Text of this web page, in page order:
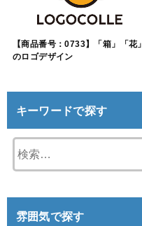
【商品番号：0733】「箱」「花」
のロゴデザイン
キーワードで探す
雰囲気で探す